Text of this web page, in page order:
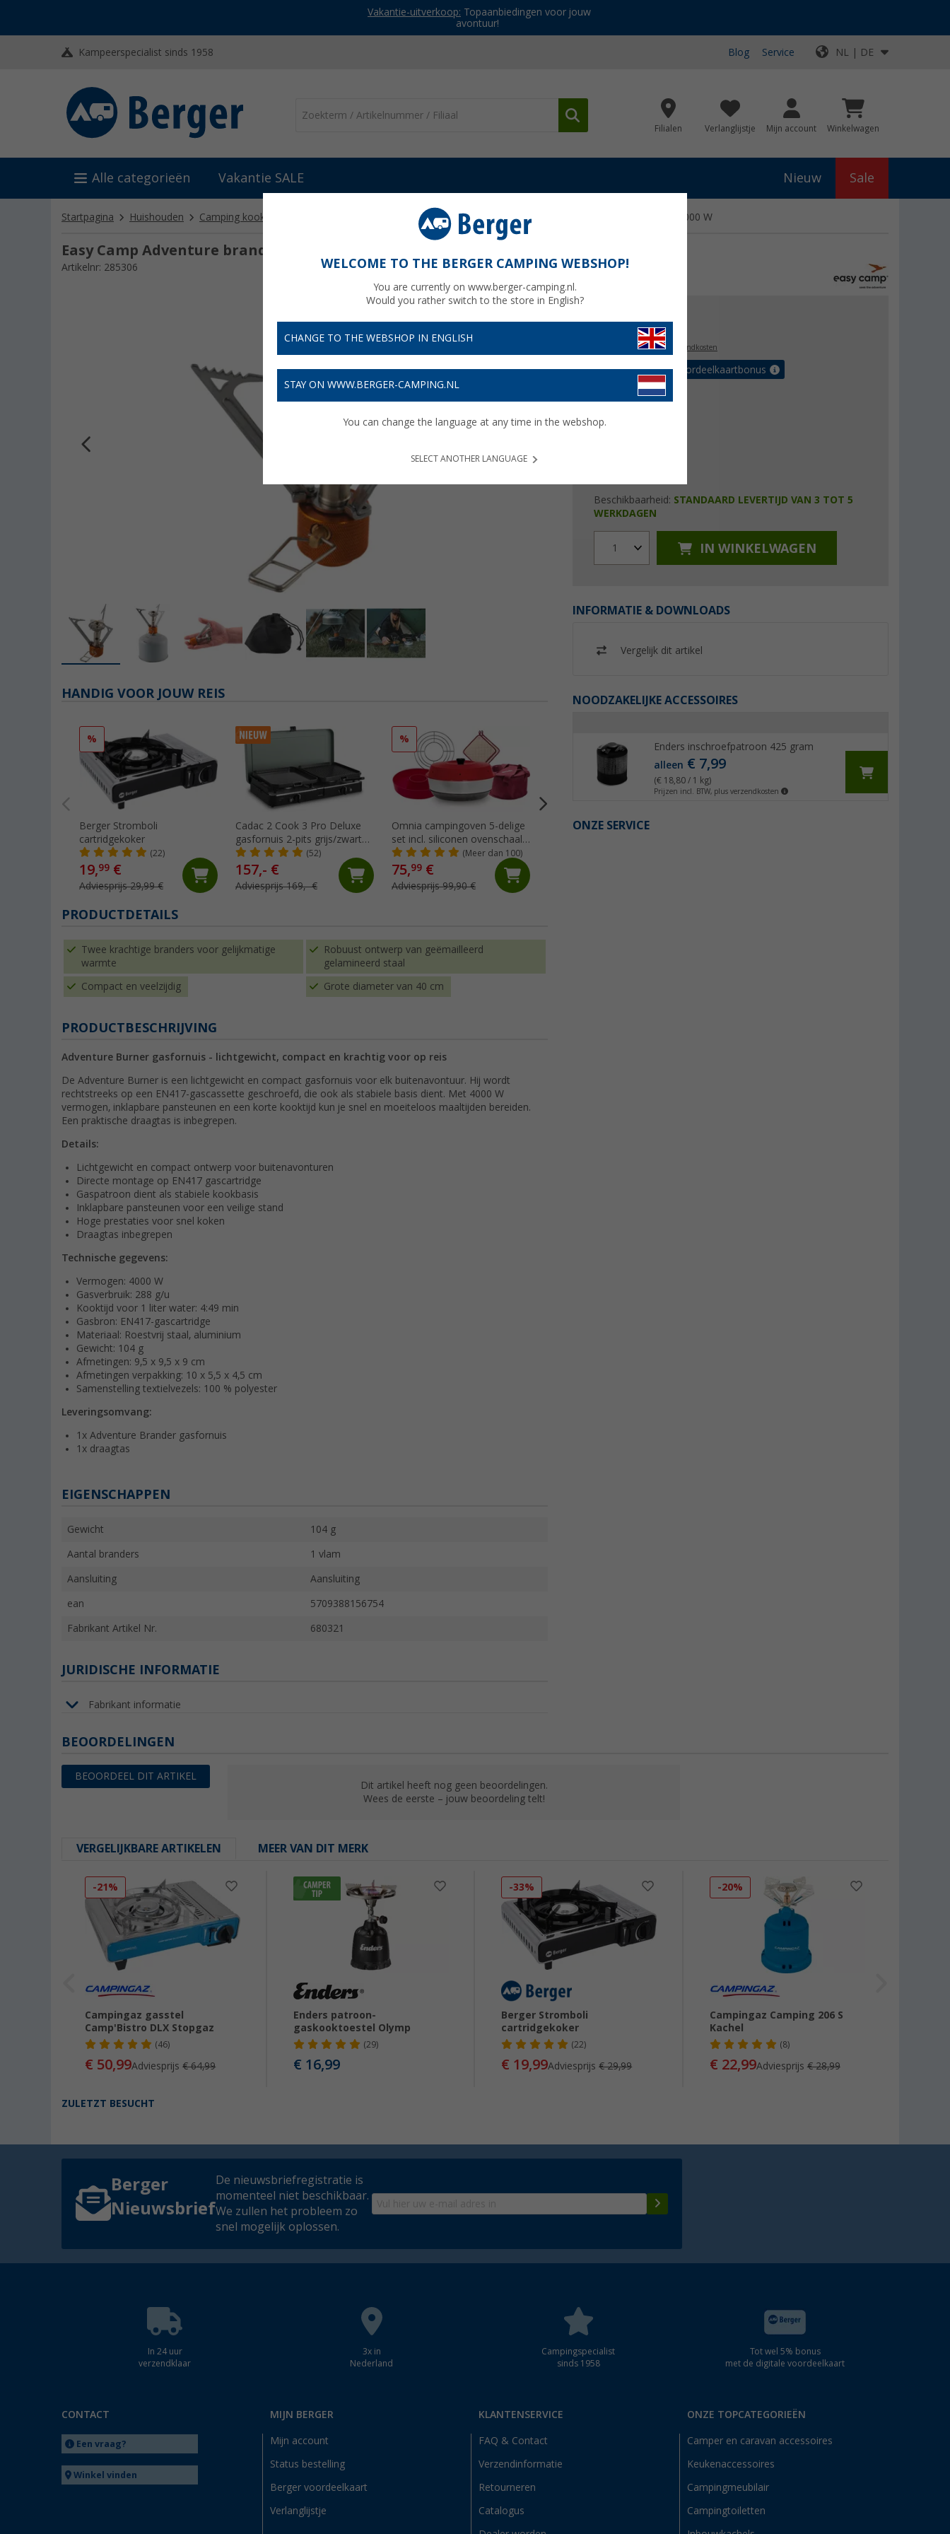
Vakantie-uitverkoop: Topaanbiedingen voor jouw
avontuur!
Kampeerspecialist sinds 1958 Blog Service NL | DE
Filialen Verlanglijstje Mijn account Winkelwagen
Alle categorieën Vakantie SALE Nieuw Sale
Startpagina Huishouden Camping kooktoestellen Cartouche kooktoestellen Easy Camp Adventure brander met gaspatroon 4000 W
Easy Camp Adventure brander met gaspatroon 4000 W
Artikelnr: 285306
€ 23,99
Prijzen incl. BTWplus verzendkosten
Verzeker tot 5% voordeelkaartbonus
Beschikbaarheid: STANDAARD LEVERTIJD VAN 3 TOT 5
WERKDAGEN
1 IN WINKELWAGEN
INFORMATIE & DOWNLOADS
Vergelijk dit artikel
NOODZAKELIJKE ACCESSOIRES
Enders inschroefpatroon 425 gram
alleen € 7,99
(€ 18,80 / 1 kg)
Prijzen incl. BTW, plus verzendkosten
ONZE SERVICE
HANDIG VOOR JOUW REIS
%
Berger Stromboli
cartridgekoker
(22)
19,99 €
Adviesprijs 29,99 €
Cadac 2 Cook 3 Pro Deluxe
gasfornuis 2-pits grijs/zwart
30 mbar
(52)
157,- €
Adviesprijs 169,- €
%
Omnia campingoven 5-delige
set incl. siliconen ovenschaal,
ovenrooster, 2 pannenlappen
& opbergtas
(Meer dan 100)
75,99 €
Adviesprijs 99,90 €
Berger CampGourmet
PRODUCTDETAILS
Twee krachtige branders voor gelijkmatige
warmte
Robuust ontwerp van geëmailleerd
gelamineerd staal
Compact en veelzijdig Grote diameter van 40 cm
PRODUCTBESCHRIJVING
Adventure Burner gasfornuis - lichtgewicht, compact en krachtig voor op reis
De Adventure Burner is een lichtgewicht en compact gasfornuis voor elk buitenavontuur. Hij wordt
rechtstreeks op een EN417-gascassette geschroefd, die ook als stabiele basis dient. Met 4000 W
vermogen, inklapbare pansteunen en een korte kooktijd kun je snel en moeiteloos maaltijden bereiden.
Een praktische draagtas is inbegrepen.
Details:
Lichtgewicht en compact ontwerp voor buitenavonturen
Directe montage op EN417 gascartridge
Gaspatroon dient als stabiele kookbasis
Inklapbare pansteunen voor een veilige stand
Hoge prestaties voor snel koken
Draagtas inbegrepen
Technische gegevens:
Vermogen: 4000 W
Gasverbruik: 288 g/u
Kooktijd voor 1 liter water: 4:49 min
Gasbron: EN417-gascartridge
Materiaal: Roestvrij staal, aluminium
Gewicht: 104 g
Afmetingen: 9,5 x 9,5 x 9 cm
Afmetingen verpakking: 10 x 5,5 x 4,5 cm
Samenstelling textielvezels: 100 % polyester
Leveringsomvang:
1x Adventure Brander gasfornuis
1x draagtas
EIGENSCHAPPEN
Gewicht 104 g
Aantal branders 1 vlam
Aansluiting Aansluiting
ean 5709388156754
Fabrikant Artikel Nr. 680321
JURIDISCHE INFORMATIE
Fabrikant informatie
BEOORDELINGEN
BEOORDEEL DIT ARTIKEL
Dit artikel heeft nog geen beoordelingen.
Wees de eerste – jouw beoordeling telt!
VERGELIJKBARE ARTIKELEN MEER VAN DIT MERK
-21%
Campingaz gasstel
Camp'Bistro DLX Stopgaz
(46)
€ 50,99Adviesprijs€ 64,99
Enders patroon-
gaskooktoestel Olymp
(29)
€ 16,99
-33%
Berger Stromboli
cartridgekoker
(22)
€ 19,99Adviesprijs€ 29,99
-20%
Campingaz Camping 206 S
Kachel
(8)
€ 22,99Adviesprijs € 28,99
ZULETZT BESUCHT
Berger
Nieuwsbrief
De nieuwsbriefregistratie is
momenteel niet beschikbaar.
We zullen het probleem zo
snel mogelijk oplossen.
In 24 uur
verzendklaar
3x in
Nederland
Campingspecialist
sinds 1958
Tot wel 5% bonus
met de digitale voordeelkaart
CONTACT
Een vraag?
Winkel vinden
MIJN BERGER
Mijn account
Status bestelling
Berger voordeelkaart
Verlanglijstje
KLANTENSERVICE
FAQ & Contact
Verzendinformatie
Retourneren
Catalogus
ONZE TOPCATEGORIEËN
Camper en caravan accessoires
Keukenaccessoires
Campingmeubilair
Campingtoiletten
WELCOME TO THE BERGER CAMPING WEBSHOP!
You are currently on www.berger-camping.nl.
Would you rather switch to the store in English?
CHANGE TO THE WEBSHOP IN ENGLISH
STAY ON WWW.BERGER-CAMPING.NL
You can change the language at any time in the webshop.
SELECT ANOTHER LANGUAGE